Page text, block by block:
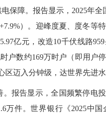
障。报告显示，2025年全
）。迎峰度夏、度冬等
亿元，改造10千伏线路
户数约169万时户（即用户
区迈入分钟级，达世界先进水
告显示，全国频繁停电投
万件。世界银行《2025中